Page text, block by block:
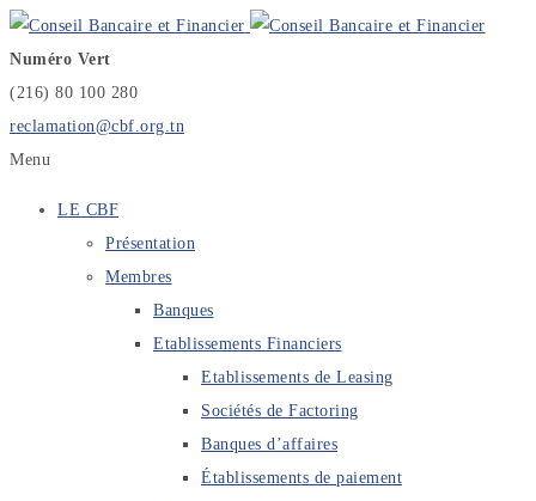
Numéro Vert
(216) 80 100 280
reclamation@cbf.org.tn
Menu
LE CBF
Présentation
Membres
Banques
Etablissements Financiers
Etablissements de Leasing
Sociétés de Factoring
Banques d’affaires
Établissements de paiement